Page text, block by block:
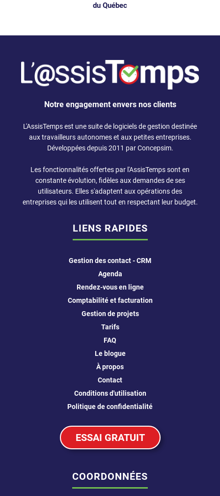
du Québec
Notre engagement envers nos clients
L'AssisTemps est une suite de logiciels de gestion destinée
auxtravailleurs autonomeset aux petites entreprises.
Développées depuis 2011 par Concepsim.
Les fonctionnalités offertes par l'AssisTemps sont en
constante évolution, fidèles aux demandes de ses
utilisateurs. Elles s'adaptent aux opérations des
entreprises qui les utilisent tout en respectant leur budget.
LIENS RAPIDES
Gestion des contact - CRM
Agenda
Rendez-vous en ligne
Comptabilité et facturation
Gestion de projets
Tarifs
FAQ
Le blogue
À propos
Contact
Conditions d'utilisation
Politique de confidentialité
ESSAI GRATUIT
COORDONNÉES